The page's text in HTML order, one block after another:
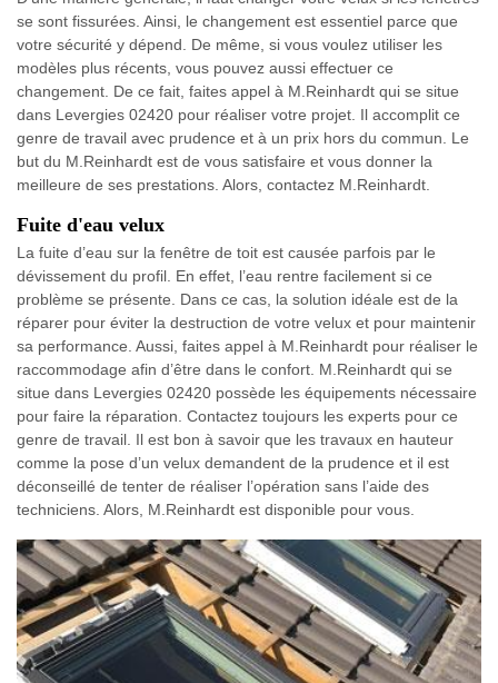
se sont fissurées. Ainsi, le changement est essentiel parce que
votre sécurité y dépend. De même, si vous voulez utiliser les
modèles plus récents, vous pouvez aussi effectuer ce
changement. De ce fait, faites appel à M.Reinhardt qui se situe
dans Levergies 02420 pour réaliser votre projet. Il accomplit ce
genre de travail avec prudence et à un prix hors du commun. Le
but du M.Reinhardt est de vous satisfaire et vous donner la
meilleure de ses prestations. Alors, contactez M.Reinhardt.
Fuite d'eau velux
La fuite d’eau sur la fenêtre de toit est causée parfois par le
dévissement du profil. En effet, l’eau rentre facilement si ce
problème se présente. Dans ce cas, la solution idéale est de la
réparer pour éviter la destruction de votre velux et pour maintenir
sa performance. Aussi, faites appel à M.Reinhardt pour réaliser le
raccommodage afin d’être dans le confort. M.Reinhardt qui se
situe dans Levergies 02420 possède les équipements nécessaire
pour faire la réparation. Contactez toujours les experts pour ce
genre de travail. Il est bon à savoir que les travaux en hauteur
comme la pose d’un velux demandent de la prudence et il est
déconseillé de tenter de réaliser l’opération sans l’aide des
techniciens. Alors, M.Reinhardt est disponible pour vous.